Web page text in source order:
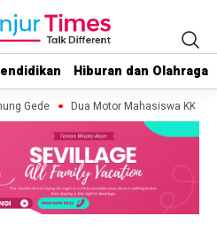
Hiburan dan Olahraga
Hiburan dan Olahraga
Gede Dua Motor Mahasiswa KKN di